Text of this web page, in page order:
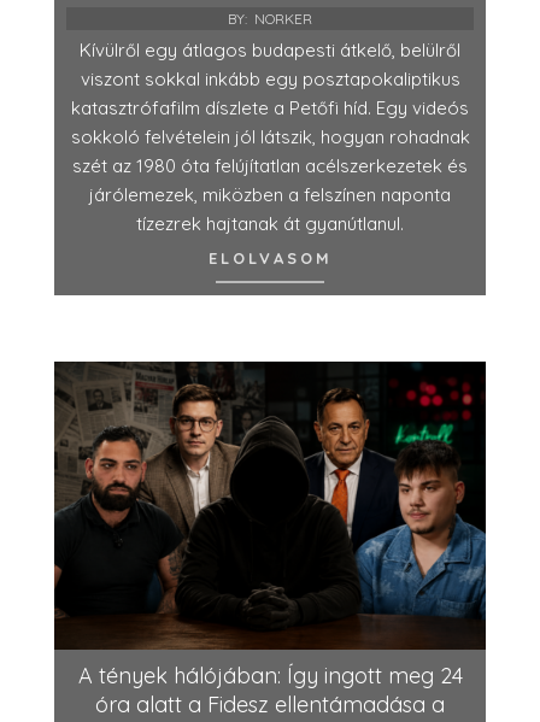
BY: NORKER
Kívülről egy átlagos budapesti átkelő, belülről
viszont sokkal inkább egy posztapokaliptikus
katasztrófafilm díszlete a Petőfi híd. Egy videós
sokkoló felvételein jól látszik, hogyan rohadnak
szét az 1980 óta felújítatlan acélszerkezetek és
járólemezek, miközben a felszínen naponta
tízezrek hajtanak át gyanútlanul.
ELOLVASOM
A tények hálójában: Így ingott meg 24
óra alatt a Fidesz ellentámadása a